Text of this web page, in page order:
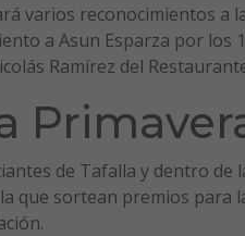
varios reconocimientos a
a Asun Esparza por los
Ramírez del
de Tafalla y dentro
la que sortean premios